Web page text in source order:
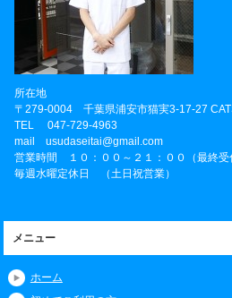
所在地
〒279-0004 千葉県浦安市猫実3-17-27
TEL047-729-4963
mail usudaseitai@gmail.com
営業時間 １０：００～２１：００（最終
毎週水曜定休日 （土日祝営業）
メニュー
ホーム